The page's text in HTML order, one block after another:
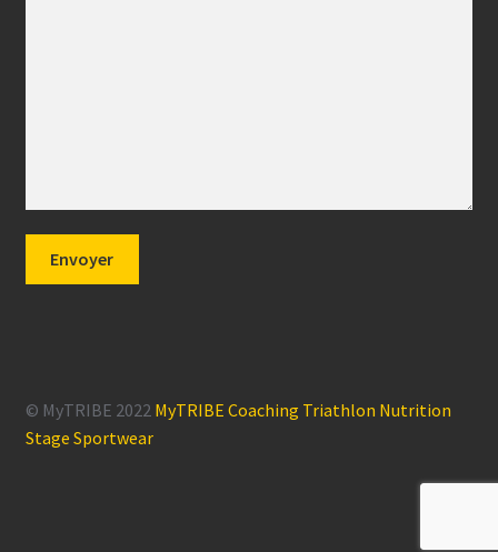
© MyTRIBE 2022 MyTRIBE Coaching Triathlon Nutrition
Stage Sportwear